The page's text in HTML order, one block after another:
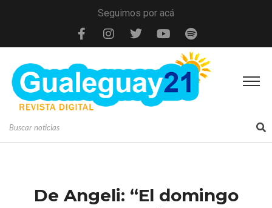
Seguimos por acá
De Angeli: “El domingo